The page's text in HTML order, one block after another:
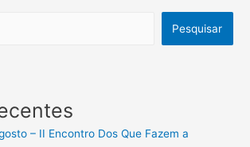
Pesquisar
– II Encontro Dos Que Fazem a